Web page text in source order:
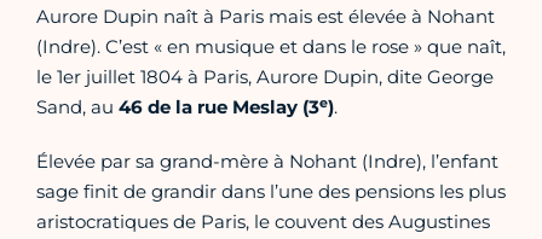
Aurore Dupin naît à Paris mais est élevée à Nohant
(Indre). C’est « en musique et dans le rose » que naît,
le 1er juillet 1804 à Paris, Aurore Dupin, dite George
Sand, au 46 de la rue Meslay (3e).
Élevée par sa grand-mère à Nohant (Indre), l’enfant
sage finit de grandir dans l’une des pensions les plus
aristocratiques de Paris, le couvent des Augustines